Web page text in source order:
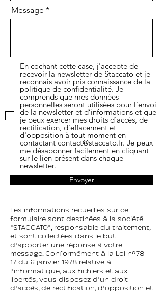
Message
En cochant cette case, j'accepte de
recevoir la newsletter de Staccato et je
reconnais avoir pris connaissance de la
politique de confidentialité. Je
comprends que mes données
personnelles seront utilisées pour l'envoi
de la newsletter et d’informations et que
je peux exercer mes droits d'accès, de
rectification, d'effacement et
d'opposition à tout moment en
contactant contact@staccato.fr. Je peux
me désabonner facilement en cliquant
sur le lien présent dans chaque
newsletter.
Envoyer
Les informations recueillies sur ce
formulaire sont destinées à la société
"STACCATO", responsable du traitement,
et sont collectées dans le but
d'apporter une réponse à votre
message. Conformément à la Loi n°78-
17 du 6 janvier 1978 relative à
l'informatique, aux fichiers et aux
libertés, vous disposez d'un droit
d'accès, de rectification, d'opposition et